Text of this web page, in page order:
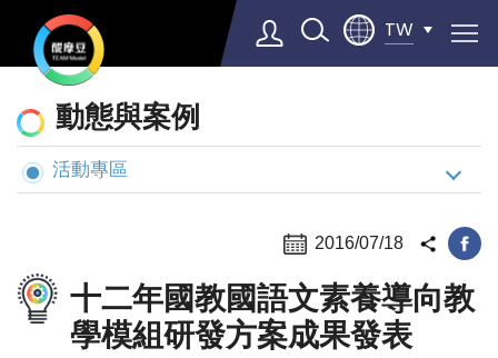
TW
▼
態
與
案
動態與案例
活動專區
2016/07/18
十二年國教國語文素養導向教
學模組研發方案成果發表